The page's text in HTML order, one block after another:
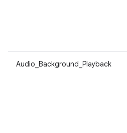
Audio_Background_Playback